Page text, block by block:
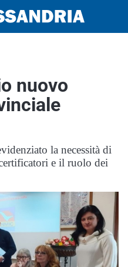
nuovo
la necessità di
e il ruolo dei